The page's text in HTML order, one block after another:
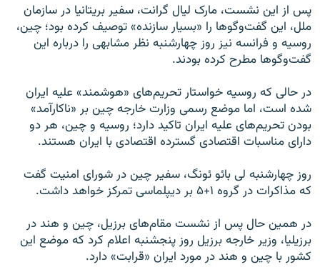
پس از اين نشست، مارک ليال گرانت، سفير بريتانيا در سازمان
ملل، اين گفت‌وگوها را «بسيار سازنده» توصيف کرده بود؛ چين،
روسيه و فرانسه نيز روز چهارشنبه نظر مشابهی را درباره اين
گفت‌وگوها مطرح کرده بودند.
در حالی که روسيه خواستار تحريم‌های «هوشمند» عليه ايران
شده است، اما موضع رسمی وزارت خارجه چين بر «ناکارآمد»
بودن تحريم‌های عليه ايران تاکيد دارد؛ روسيه و چين، هر دو
دارای مناسبات اقتصادی گسترده‌ اقتصادی با ايران هستند.
روز چهارشنبه لی بائو ئونگ، سفير چين در شورای امنيت گفت
که مذاکرات در گروه ۱+۵ بر ديپلماسی تمرکز خواهد داشت.
در همين حال پس از نشست مقام‌های برزيل، چين و هند در
برزيليا، وزير خارجه برزيل روز پنجشنبه اعلام کرد که موضع اين
کشور با چين و هند در مورد ايران «قرابت» دارد.